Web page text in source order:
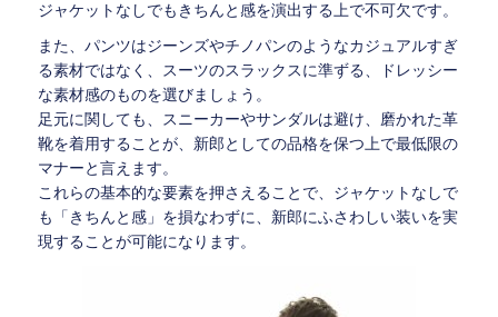
ジャケットなしでもきちんと感を演出する上で不可欠です。
また、パンツはジーンズやチノパンのようなカジュアルすぎ
る素材ではなく、スーツのスラックスに準ずる、ドレッシー
な素材感のものを選びましょう。
足元に関しても、スニーカーやサンダルは避け、磨かれた革
靴を着用することが、新郎としての品格を保つ上で最低限の
マナーと言えます。
これらの基本的な要素を押さえることで、ジャケットなしで
も「きちんと感」を損なわずに、新郎にふさわしい装いを実
現することが可能になります。